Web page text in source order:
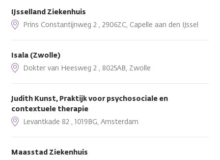
IJsselland Ziekenhuis
Prins Constantijnweg 2 , 2906ZC, Capelle aan den IJssel
Isala (Zwolle)
Dokter van Heesweg 2 , 8025AB, Zwolle
Judith Kunst, Praktijk voor psychosociale en
contextuele therapie
Levantkade 82 , 1019BG, Amsterdam
Maasstad Ziekenhuis